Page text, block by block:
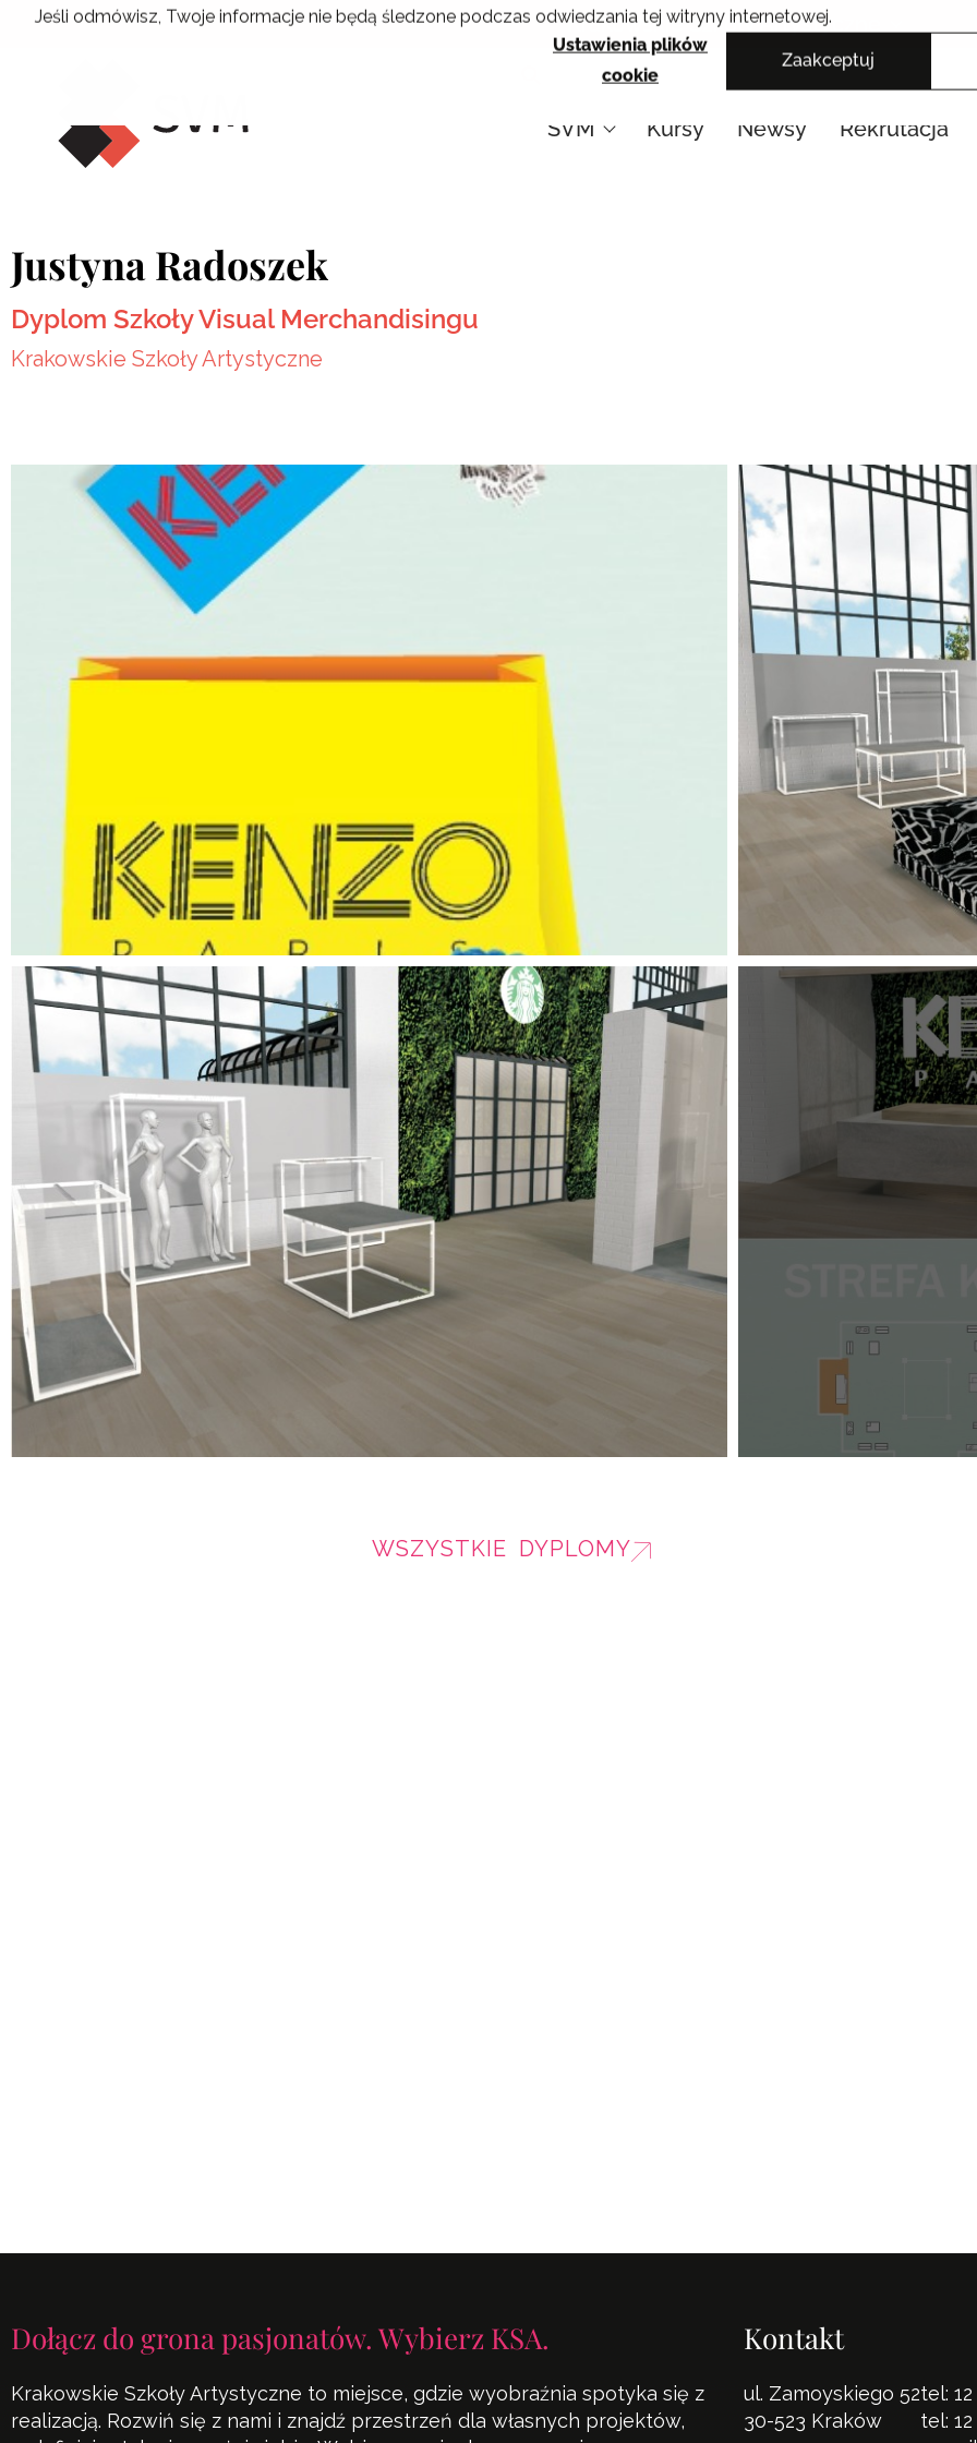
Jeśli odmówisz, Twoje informacje nie będą śledzone podczas odwiedzania tej witryny internetowej.
Ustawienia plików
cookie
Zaakceptuj
Przejdź
Krakowskie Szkoły Artystyczne
SVM Kursy Newsy Rekrutacja
Justyna Radoszek
Dyplom Szkoły Visual Merchandisingu
Krakowskie Szkoły Artystyczne
WSZYSTKIE DYPLOMY
Dołącz do grona pasjonatów. Wybierz KSA.
Krakowskie Szkoły Artystyczne to miejsce, gdzie wyobraźnia spotyka się z
realizacją. Rozwiń się z nami i znajdź przestrzeń dla własnych projektów,
Kontakt
ul. Zamoyskiego 52
30-523 Kraków
tel:
tel: